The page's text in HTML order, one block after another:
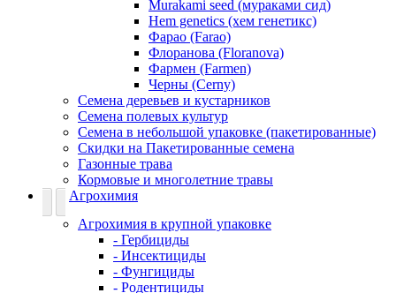
Murakami seed (мураками сид)
Hem genetics (хем генетикс)
Фарао (Farao)
Флоранова (Floranova)
Фармен (Farmen)
Черны (Cerny)
Семена деревьев и кустарников
Семена полевых культур
Семена в небольшой упаковке (пакетированные)
Скидки на Пакетированные семена
Газонные трава
Кормовые и многолетние травы
Агрохимия
Агрохимия в крупной упаковке
- Гербициды
- Инсектициды
- Фунгициды
- Родентициды